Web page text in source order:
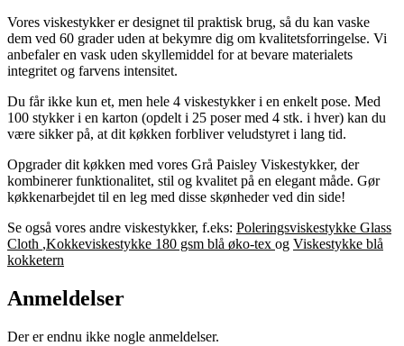
Vores viskestykker er designet til praktisk brug, så du kan vaske
dem ved 60 grader uden at bekymre dig om kvalitetsforringelse. Vi
anbefaler en vask uden skyllemiddel for at bevare materialets
integritet og farvens intensitet.
Du får ikke kun et, men hele 4 viskestykker i en enkelt pose. Med
100 stykker i en karton (opdelt i 25 poser med 4 stk. i hver) kan du
være sikker på, at dit køkken forbliver veludstyret i lang tid.
Opgrader dit køkken med vores Grå Paisley Viskestykker, der
kombinerer funktionalitet, stil og kvalitet på en elegant måde. Gør
køkkenarbejdet til en leg med disse skønheder ved din side!
Se også vores andre viskestykker, f.eks: Poleringsviskestykke Glass
Cloth ,Kokkeviskestykke 180 gsm blå øko-tex og Viskestykke blå
kokketern
Anmeldelser
Der er endnu ikke nogle anmeldelser.